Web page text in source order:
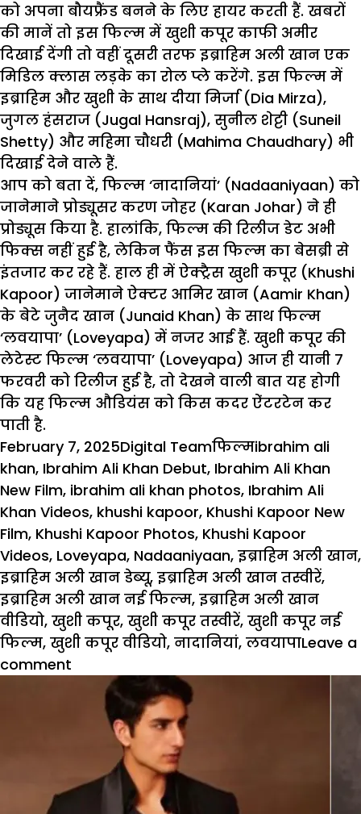
को अपना बौयफ्रैंड बनने के लिए हायर करती हैं. खबरों
की मानें तो इस फिल्म में खुशी कपूर काफी अमीर
दिखाई देंगी तो वहीं दूसरी तरफ इब्राहिम अली खान एक
मिडिल क्लास लड़के का रोल प्ले करेंगे. इस फिल्म में
इब्राहिम और खुशी के साथ दीया मिर्जा (Dia Mirza),
जुगल हंसराज (Jugal Hansraj), सुनील शेट्टी (Suneil
Shetty) और महिमा चौधरी (Mahima Chaudhary) भी
दिखाई देने वाले हैं.
आप को बता दें, फिल्म ‘नादानियां’ (Nadaaniyaan) को
जानेमाने प्रोड्यूसर करण जोहर (Karan Johar) ने ही
प्रोड्यूस किया है. हालांकि, फिल्म की रिलीज डेट अभी
फिक्स नहीं हुई है, लेकिन फैंस इस फिल्म का बेसब्री से
इंतजार कर रहे हैं. हाल ही में ऐक्ट्रैस खुशी कपूर (Khushi
Kapoor) जानेमाने ऐक्टर आमिर खान (Aamir Khan)
के बेटे जुनैद खान (Junaid Khan) के साथ फिल्म
‘लवयापा’ (Loveyapa) में नजर आई हैं. खुशी कपूर की
लेटेस्ट फिल्म ‘लवयापा’ (Loveyapa) आज ही यानी 7
फरवरी को रिलीज हुई है, तो देखने वाली बात यह होगी
कि यह फिल्म औडियंस को किस कदर ऐंटरटेन कर
पाती है.
Posted
on
February 7, 2025Author
Digital TeamCategories
फिल्मTags
ibrahim ali
khan, Ibrahim Ali Khan Debut, Ibrahim Ali Khan
New Film, ibrahim ali khan photos, Ibrahim Ali
Khan Videos, khushi kapoor, Khushi Kapoor New
Film, Khushi Kapoor Photos, Khushi Kapoor
Videos, Loveyapa, Nadaaniyaan, इब्राहिम अली खान,
इब्राहिम अली खान डेब्यू, इब्राहिम अली खान तस्वीरें,
इब्राहिम अली खान नई फिल्म, इब्राहिम अली खान
वीडियो, खुशी कपूर, खुशी कपूर तस्वीरें, खुशी कपूर नई
फिल्म, खुशी कपूर वीडियो, नादानियां, लवयापाLeave a
comment
Nadaaniyaan
फिल्म